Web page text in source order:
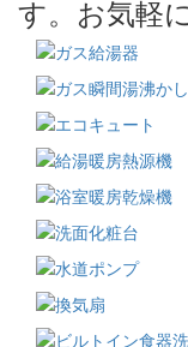
す。お気軽